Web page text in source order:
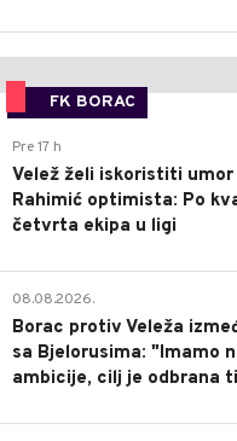
FK BORAC
Pre 17 h
Velež želi iskoristiti umor
Rahimić optimista: Po
četvrta ekipa u ligi
08.08.2026.
Borac protiv Veleža
sa Bjelorusima: "Imamo
ambicije, cilj je odbrana